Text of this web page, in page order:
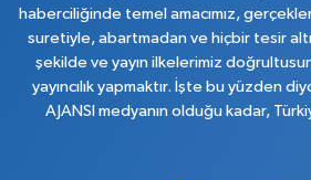
haberciliğinde temel amacımız,
suretiyle, abartmadan ve hiçbir tesir
şekilde ve yayın ilkelerimiz
yayıncılık yapmaktır. İşte bu yüzden
AJANSI medyanın olduğu kadar,